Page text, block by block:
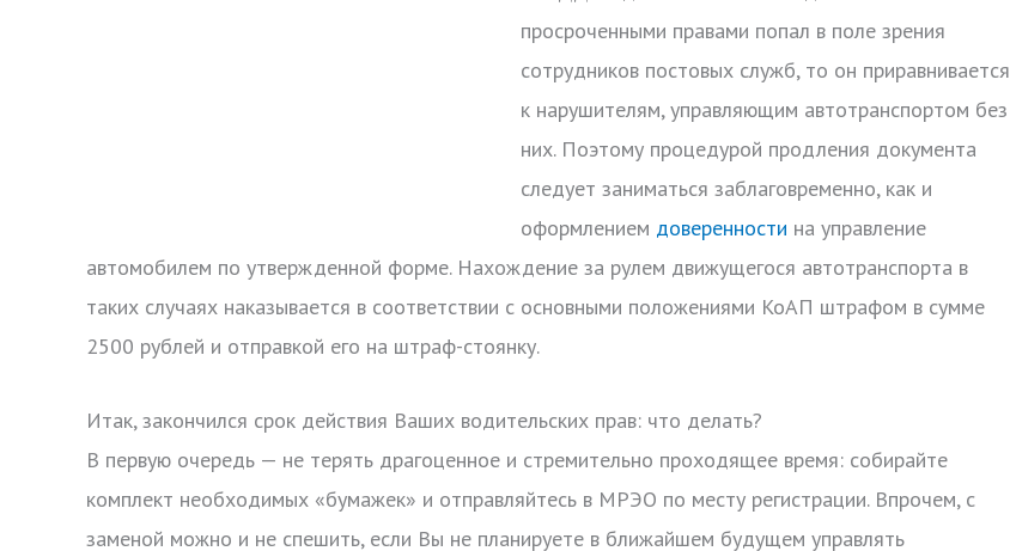
просроченными правами попал в поле зрения
сотрудников постовых служб, то он приравнивается
к нарушителям, управляющим автотранспортом без
них. Поэтому процедурой продления документа
следует заниматься заблаговременно, как и
оформлением доверенности на управление
автомобилем по утвержденной форме. Нахождение за рулем движущегося автотранспорта в
таких случаях наказывается в соответствии с основными положениями КоАП штрафом в сумме
2500 рублей и отправкой его на штраф-стоянку.
Итак, закончился срок действия Ваших водительских прав: что делать?
В первую очередь — не терять драгоценное и стремительно проходящее время: собирайте
комплект необходимых «бумажек» и отправляйтесь в МРЭО по месту регистрации. Впрочем, с
заменой можно и не спешить, если Вы не планируете в ближайшем будущем управлять